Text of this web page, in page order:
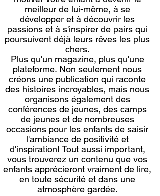
meilleur de lui-même, à se
développer et à découvrir les
passions et à s'inspirer de pairs qui
poursuivent déjà leurs rêves les plus
chers.
Plus qu'un magazine, plus qu'une
plateforme. Non seulement nous
créons une publication qui raconte
des histoires incroyables, mais nous
organisons également des
conférences de jeunes, des camps
de jeunes et de nombreuses
occasions pour les enfants de saisir
l'ambiance de positivité et
d'inspiration! Tout aussi important,
vous trouverez un contenu que vos
enfants apprécieront vraiment de lire,
en toute sécurité et dans une
atmosphère gardée.